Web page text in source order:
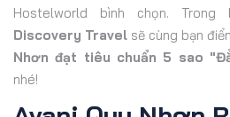
Hostelworld bình chọn.
Discovery Travel sẽ cùng bạn
Nhơn đạt tiêu chuẩn 5 sao
nhé!